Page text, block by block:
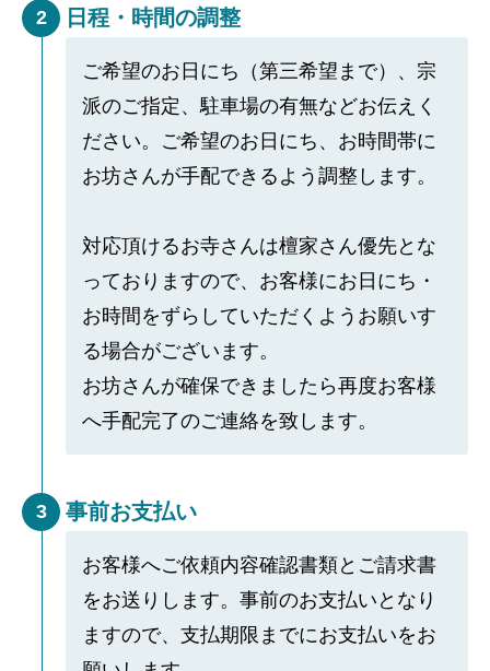
2 日程・時間の調整
ご希望のお日にち（第三希望まで）、宗
派のご指定、駐車場の有無などお伝えく
ださい。ご希望のお日にち、お時間帯に
お坊さんが手配できるよう調整します。
対応頂けるお寺さんは檀家さん優先とな
っておりますので、お客様にお日にち・
お時間をずらしていただくようお願いす
る場合がございます。
お坊さんが確保できましたら再度お客様
へ手配完了のご連絡を致します。
3 事前お支払い
お客様へご依頼内容確認書類とご請求書
をお送りします。事前のお支払いとなり
ますので、支払期限までにお支払いをお